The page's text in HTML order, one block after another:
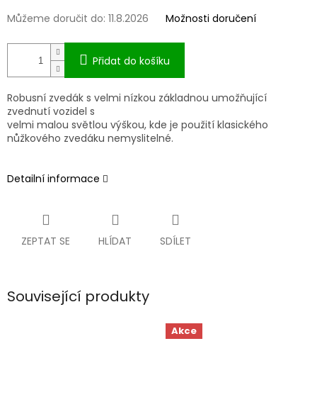
Můžeme doručit do: 11.8.2026 Možnosti doručení
Přidat do košíku
Robusní zvedák s velmi nízkou základnou umožňující
zvednutí vozidel s
velmi malou světlou výškou, kde je použití klasického
nůžkového zvedáku nemyslitelné.
Detailní informace
ZEPTAT SE HLÍDAT SDÍLET
Související produkty
Akce